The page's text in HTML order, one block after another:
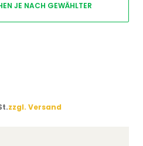
JE NACH GEWÄHLTER
zzgl. Versand